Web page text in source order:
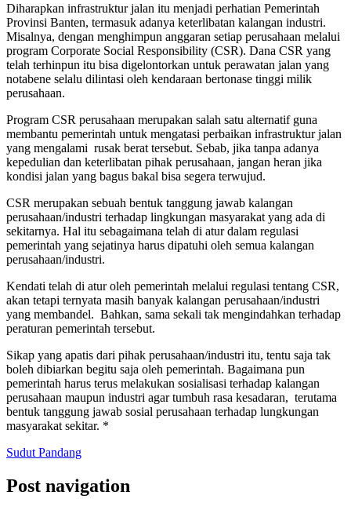
Diharapkan infrastruktur jalan itu menjadi perhatian Pemerintah
Provinsi Banten, termasuk adanya keterlibatan kalangan industri.
Misalnya, dengan menghimpun anggaran setiap perusahaan melalui
program Corporate Social Responsibility (CSR). Dana CSR yang
telah terhinpun itu bisa digelontorkan untuk perawatan jalan yang
notabene selalu dilintasi oleh kendaraan bertonase tinggi milik
perusahaan.
Program CSR perusahaan merupakan salah satu alternatif guna
membantu pemerintah untuk mengatasi perbaikan infrastruktur jalan
yang mengalami rusak berat tersebut. Sebab, jika tanpa adanya
kepedulian dan keterlibatan pihak perusahaan, jangan heran jika
kondisi jalan yang bagus bakal bisa segera terwujud.
CSR merupakan sebuah bentuk tanggung jawab kalangan
perusahaan/industri terhadap lingkungan masyarakat yang ada di
sekitarnya. Hal itu sebagaimana telah di atur dalam regulasi
pemerintah yang sejatinya harus dipatuhi oleh semua kalangan
perusahaan/industri.
Kendati telah di atur oleh pemerintah melalui regulasi tentang CSR,
akan tetapi ternyata masih banyak kalangan perusahaan/industri
yang membandel. Bahkan, sama sekali tak mengindahkan terhadap
peraturan pemerintah tersebut.
Sikap yang apatis dari pihak perusahaan/industri itu, tentu saja tak
boleh dibiarkan begitu saja oleh pemerintah. Bagaimana pun
pemerintah harus terus melakukan sosialisasi terhadap kalangan
perusahaan maupun industri agar tumbuh rasa kesadaran, terutama
bentuk tanggung jawab sosial perusahaan terhadap lungkungan
masyarakat sekitar. *
Sudut Pandang
Post navigation